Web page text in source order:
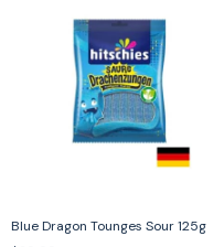
Blue Dragon Tounges Sour 125g